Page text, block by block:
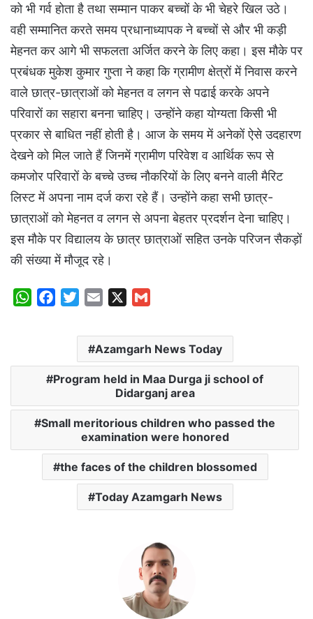
को भी गर्व होता है तथा सम्मान पाकर बच्चों के भी चेहरे खिल उठे।
वही सम्मानित करते समय प्रधानाध्यापक ने बच्चों से और भी कड़ी
मेहनत कर आगे भी सफलता अर्जित करने के लिए कहा। इस मौके पर
प्रबंधक मुकेश कुमार गुप्ता ने कहा कि ग्रामीण क्षेत्रों में निवास करने
वाले छात्र-छात्राओं को मेहनत व लगन से पढाई करके अपने
परिवारों का सहारा बनना चाहिए। उन्होंने कहा योग्यता किसी भी
प्रकार से बाधित नहीं होती है। आज के समय में अनेकों ऐसे उदहारण
देखने को मिल जाते हैं जिनमें ग्रामीण परिवेश व आर्थिक रूप से
कमजोर परिवारों के बच्चे उच्च नौकरियों के लिए बनने वाली मैरिट
लिस्ट में अपना नाम दर्ज करा रहे हैं। उन्होंने कहा सभी छात्र-
छात्राओं को मेहनत व लगन से अपना बेहतर प्रदर्शन देना चाहिए।
इस मौके पर विद्यालय के छात्र छात्राओं सहित उनके परिजन सैकड़ों
की संख्या में मौजूद रहे।
W
s
p
p
b
o
o
k
i
t
e
r
a
i
l
a
i
l
Azamgarh News Today
Program held in Maa Durga ji school of
Didarganj area
Small meritorious children who passed the
examination were honored
the faces of the children blossomed
Today Azamgarh News